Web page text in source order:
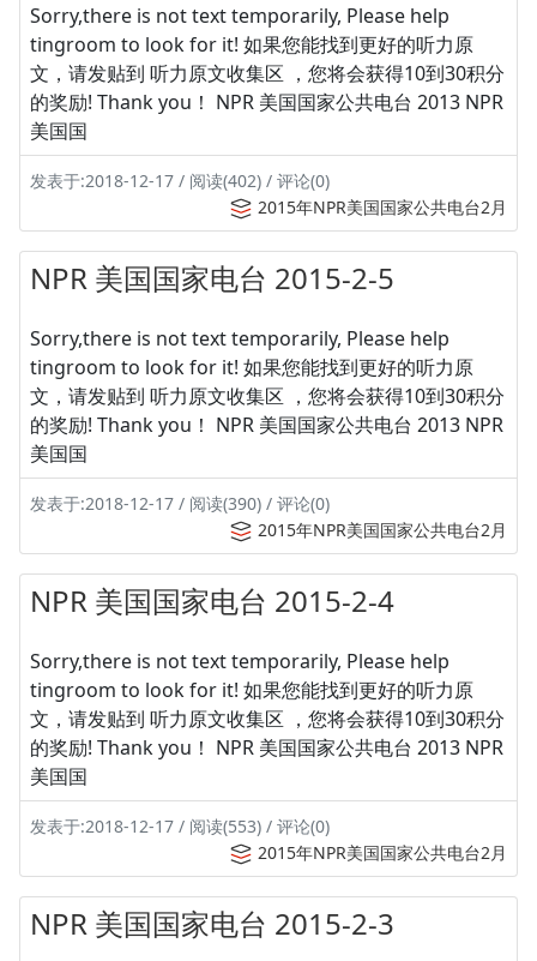
Sorry,there is not text temporarily, Please help
tingroom to look for it! 如果您能找到更好的听力原
文，请发贴到 听力原文收集区 ，您将会获得10到30积分
的奖励! Thank you！ NPR 美国国家公共电台 2013 NPR
美国国
发表于:2018-12-17 / 阅读(402) / 评论(0)
2015年NPR美国国家公共电台2月
NPR 美国国家电台 2015-2-5
Sorry,there is not text temporarily, Please help
tingroom to look for it! 如果您能找到更好的听力原
文，请发贴到 听力原文收集区 ，您将会获得10到30积分
的奖励! Thank you！ NPR 美国国家公共电台 2013 NPR
美国国
发表于:2018-12-17 / 阅读(390) / 评论(0)
2015年NPR美国国家公共电台2月
NPR 美国国家电台 2015-2-4
Sorry,there is not text temporarily, Please help
tingroom to look for it! 如果您能找到更好的听力原
文，请发贴到 听力原文收集区 ，您将会获得10到30积分
的奖励! Thank you！ NPR 美国国家公共电台 2013 NPR
美国国
发表于:2018-12-17 / 阅读(553) / 评论(0)
2015年NPR美国国家公共电台2月
NPR 美国国家电台 2015-2-3